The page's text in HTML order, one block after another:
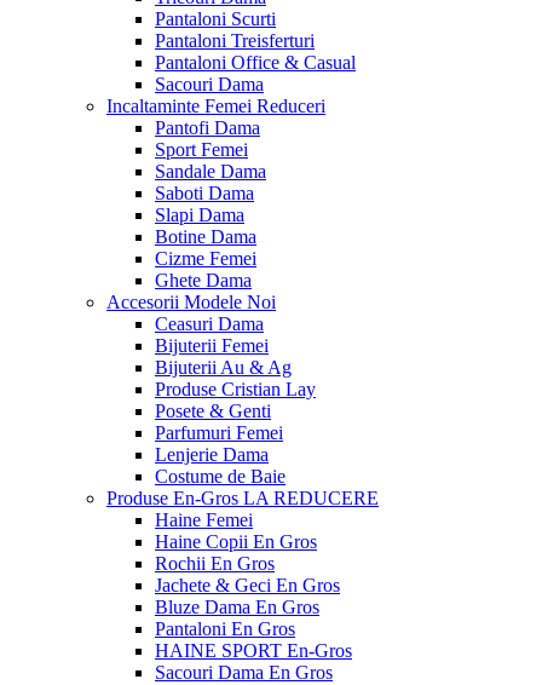
Pantaloni Scurti
Pantaloni Treisferturi
Pantaloni Office & Casual
Sacouri Dama
Incaltaminte Femei Reduceri
Pantofi Dama
Sport Femei
Sandale Dama
Saboti Dama
Slapi Dama
Botine Dama
Cizme Femei
Ghete Dama
Accesorii Modele Noi
Ceasuri Dama
Bijuterii Femei
Bijuterii Au & Ag
Produse Cristian Lay
Posete & Genti
Parfumuri Femei
Lenjerie Dama
Costume de Baie
Produse En-Gros LA REDUCERE
Haine Femei
Haine Copii En Gros
Rochii En Gros
Jachete & Geci En Gros
Bluze Dama En Gros
Pantaloni En Gros
HAINE SPORT En-Gros
Sacouri Dama En Gros